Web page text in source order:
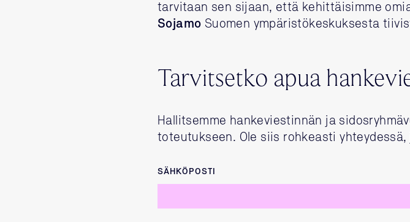
tarvitaan sen sijaan, että kehittäisimme
Sojamo Suomen ympäristökeskuksesta
Tarvitsetko apua
Hallitsemme hankeviestinnän ja
toteutukseen. Ole siis rohkeasti
SÄHKÖPOSTI